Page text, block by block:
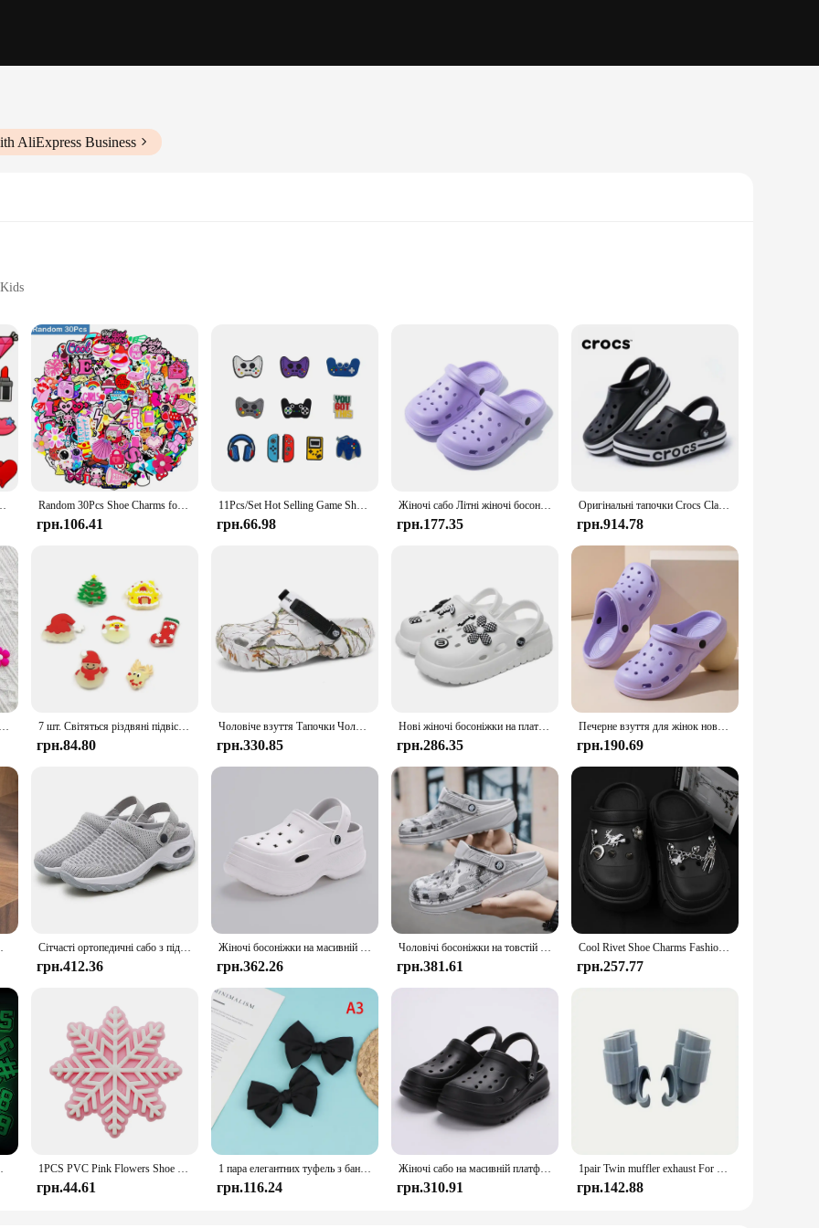
AliExpress Business
a statement of comfort and style. Made from the brand's signature Croslite material, these clogs are renowned for their lightweight and
by vibrant accents, making them a fashionable choice for kids. Whether they're playing in the park or running errands, these clogs offer a
for a variety of scenarios. Their non-slip soles ensure stability on wet or slippery surfaces, making them ideal for indoor and
that they can withstand the daily wear and tear of a child's lifestyle. Whether it's a playdate or a family outing, these clogs are the go-
excellent choice for vendors and suppliers looking to offer a reliable and popular item to their customers. The clogs come in sets,
range of sizes and colors. The affordable pricing and high demand make these clogs a profitable addition to any inventory. With the
you're selling comfort, style, and a lifestyle that's all about being on the move.
Pins Decoration For Croc Women Kids X-mas Gift Random 30Pcs Shoe Charms for Croc Sandals, PVC Decorations Accessories for Christmas, Birthday, Party, Gift Shoes Pins
грн.106.41
11Pcs/Set Hot Selling Game Shoes Charms PVC Decoration For Croc JIBZ Charms Buckle Alphabet Accessories For Boys
грн.66.98
Жіночі сабо Літні жіночі босоніжки Товстий низ Домашні гірки М'який EVA Сухі танкетки Платформа Садове взуття Пляжні сандалі Домашні тапочки
грн.177.35
Оригінальні тапочки Crocs Classic Series Водонепроникні сандалі Літні пляжні повсякденні сандалі Нековзкі дихаючі тапочки
грн.914.78
Підвіски для взуття для Crocs 10/20/30 шт. Барвисті квіти Серія Декорація Преміальна якість Популярні аксесуари Чудовий подарунок 7 шт. Світяться різдвяні підвіски для взуття для Crocs для Bubble Slides Сандалі Санта-Клаус Тапочки Аксесуари Подарунок на Різдво
грн.84.80
Чоловіче взуття Тапочки Чоловічі садові сандалі на плоскій підошві Сандалії на платформі Чоловічі літні сандалії 2024 Чоловічі кросівки Вуличні шльопанці Домашні сабо
грн.330.85
Нові жіночі босоніжки на платформі 2024, модні аплікації, босоніжки на м’якій підошві, жіночі закриті носки, товстий низ, літні пляжні гірки
грн.286.35
Печерне взуття для жінок новий літній домашній декор EVA протиковзкий пляж носіння на відкритому повітрі сандалі жіноче садове взуття
грн.190.69
for Men and Women Сітчасті ортопедичні сабо з підтримкою арки Повсякденні літні пляжні сандалі Дихаючі вуличні тапочки для жінок
грн.412.36
Жіночі босоніжки на масивній платформі, літні нековзкі пляжні тапочки 2024, жіночі товсті босоніжки на танкетці Eva, садове взуття
грн.362.26
Чоловічі босоніжки на товстій підошві Відкритий сад Сабо Взуття Чоловічі пляжні тапочки Високоякісні м’які EVA Домашні гірки В'єтнамки для коханців
грн.381.61
Cool Rivet Shoe Charms Fashion Charms for Crocs DIY Punk Sandals Charms Vintage Clogs Decoration Hot Sale Accessories for Crocs
грн.257.77
for Christmas Birthday G 1PCS PVC Pink Flowers Shoe Charms for Crocs Accessories Wristband Decorations Buckle Snow Heart for Girls Women Party Gifts
грн.44.61
1 пара елегантних туфель з бантом і пряжкою для жінок, однотонні знімні затискачі для взуття, прикраси для весільного взуття, аксесуари для взуття
грн.116.24
Жіночі сабо на масивній платформі, товстий низ, нековзкі пляжні сандалі, жіночі літні 2024, модні сандалі на танкетці, тапочки з EVA
грн.310.91
1pair Twin muffler exhaust For Crocs Noticeable Shoe Charm Accessories
грн.142.88